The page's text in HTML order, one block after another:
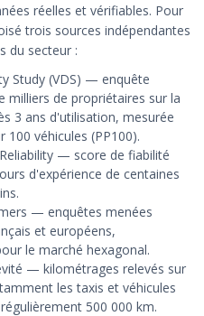
réelles et vérifiables. Pour
trois sources indépendantes
du secteur :
Study (VDS) — enquête
milliers de propriétaires sur la
3 ans d'utilisation, mesurée
véhicules (PP100).
— score de fiabilité
d'expérience de centaines
— enquêtes menées
et européens,
le marché hexagonal.
— kilométrages relevés sur
les taxis et véhicules
500 000 km.